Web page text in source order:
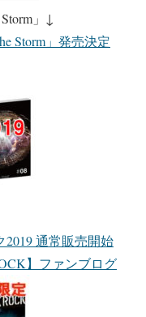
」 ↓
Storm」発売決定
通常販売開始
】ファンブログ